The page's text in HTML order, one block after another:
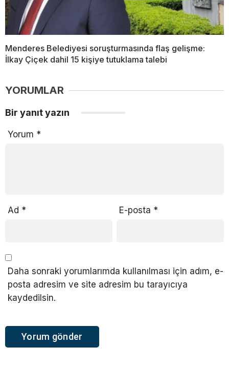
Menderes Belediyesi soruşturmasında flaş gelişme:
İlkay Çiçek dahil 15 kişiye tutuklama talebi
YORUMLAR
Bir yanıt yazın
Yorum *
Ad * E-posta *
Daha sonraki yorumlarımda kullanılması için adım, e-
posta adresim ve site adresim bu tarayıcıya
kaydedilsin.